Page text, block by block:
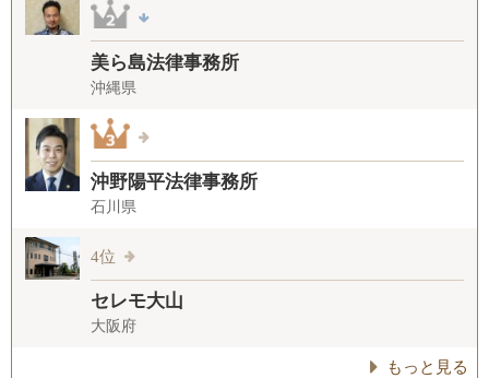
美ら島法律事務所
沖縄県
沖野陽平法律事務所
石川県
4位
セレモ大山
大阪府
もっと見る